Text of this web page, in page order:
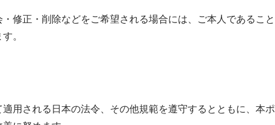
修正・削除などをご希望される場合には、ご本人であること
。
用される日本の法令、その他規範を遵守するとともに、本ポ